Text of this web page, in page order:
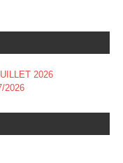
2026
2026